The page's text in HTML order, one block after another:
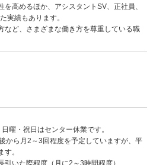
を高めるほか、アシスタントSV、正社員、
実績もあります。
など、さまざまな働き方を尊重している職
曜・祝日はセンター休業です。
から月2～3回程度を予定していますが、平
。
いた際程度（月に2～3時間程度）